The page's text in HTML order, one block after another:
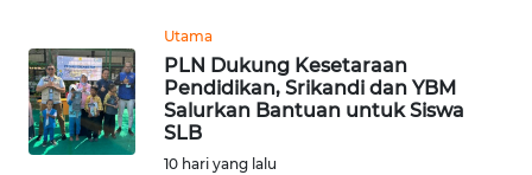
Utama
PLN Dukung Kesetaraan
Pendidikan, Srikandi dan YBM
Salurkan Bantuan untuk Siswa
SLB
10 hari yang lalu
WN
SUMEDANG